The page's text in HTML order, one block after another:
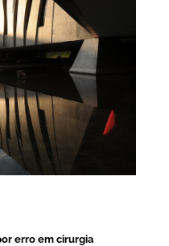
erro em cirurgia